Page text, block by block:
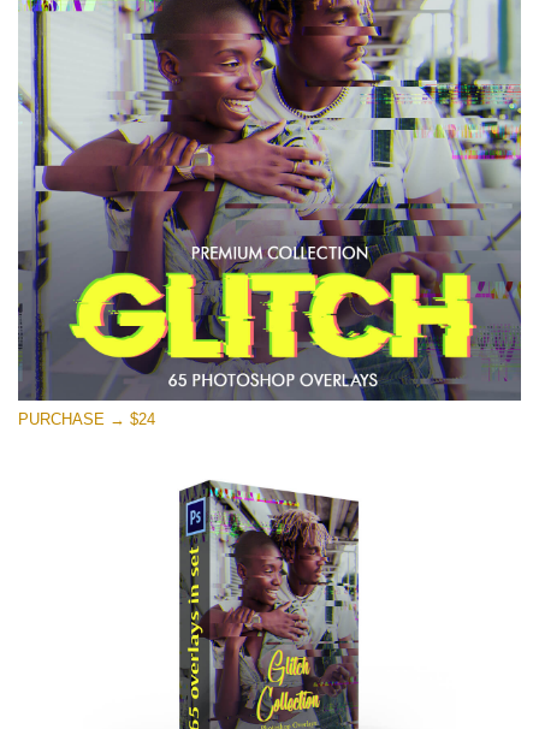
Large 6000*4000px
Entire Collection
(1783 Overlays)
Large 6000*4000px
Stažení zdarma
PURCHASE → $24